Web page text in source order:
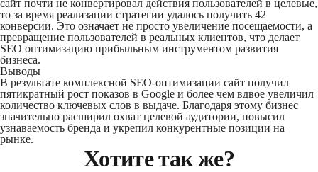
сайт почти не конвертировал действия пользователей в целевые,
то за время реализации стратегии удалось получить 42
конверсии. Это означает не просто увеличение посещаемости, а
превращение пользователей в реальных клиентов, что делает
SEO оптимизацию прибыльным инструментом развития
бизнеса.
Выводы
В результате комплексной SEO-оптимизации сайт получил
пятикратный рост показов в Google и более чем вдвое увеличил
количество ключевых слов в выдаче. Благодаря этому бизнес
значительно расширил охват целевой аудитории, повысил
узнаваемость бренда и укрепил конкурентные позиции на
рынке.
Хотите так же?